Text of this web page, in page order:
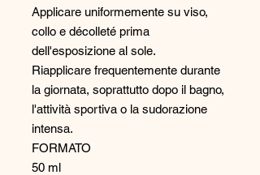
Applicare uniformemente su viso,
collo e décolleté prima
dell'esposizione al sole.
Riapplicare frequentemente durante
la giornata, soprattutto dopo il bagno,
l'attività sportiva o la sudorazione
intensa.
FORMATO
50 ml